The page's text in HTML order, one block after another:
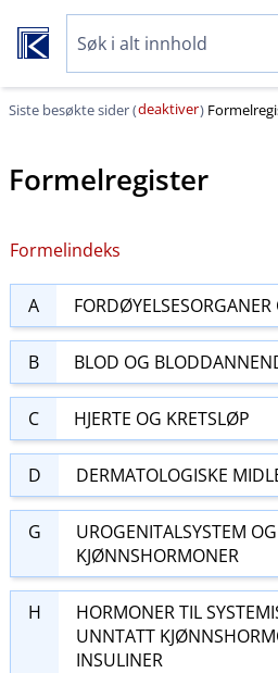
Siste besøkte sider (deaktiver)
Formelregister
Formelindeks
A FORDØYELSESORGANER
B BLOD OG
C HJERTE OG KRETSLØP
D DERMATOLOGISKE
G
UROGENITALSYSTEM OG
KJØNNSHORMONER
H
HORMONER TIL
UNNTATT
INSULINER